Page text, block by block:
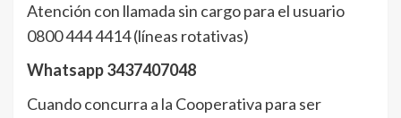
Atención con llamada sin cargo para el usuario
0800 444 4414 (líneas rotativas)
Whatsapp 3437407048
Cuando concurra a la Cooperativa para ser